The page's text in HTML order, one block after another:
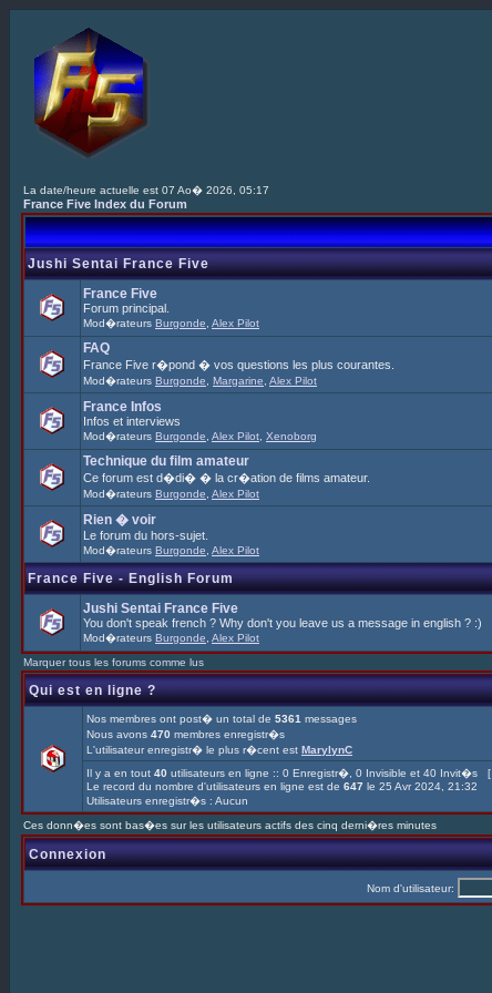
La date/heure actuelle est 07 Ao� 2026, 05:17
France Five Index du Forum
Jushi Sentai France Five
France Five
Forum principal.
Mod�rateurs Burgonde Alex Pilot
FAQ
France Five r�pond � vos questions les plus courantes.
Mod�rateurs Burgonde Margarine Alex Pilot
France Infos
Infos et interviews
Mod�rateurs Burgonde Alex Pilot Xenoborg
Technique du film amateur
Ce forum est d�di� � la cr�ation de films amateur.
Mod�rateurs Burgonde Alex Pilot
Rien � voir
Le forum du hors-sujet.
Mod�rateurs Burgonde Alex Pilot
France Five - English Forum
Jushi Sentai France Five
You don't speak french ? Why don't you leave us a message in english ? :)
Mod�rateurs Burgonde Alex Pilot
Marquer tous les forums comme lus
Qui est en ligne ?
Nos membres ont post� un total de 5361 messages
Nous avons 470 membres enregistr�s
L'utilisateur enregistr� le plus r�cent est MarylynC
Il y a en tout 40 utilisateurs en ligne :: 0 Enregistr�, 0 Invisible et 40 Invit�s [
Le record du nombre d'utilisateurs en ligne est de 647 le 25 Avr 2024, 21:32
Utilisateurs enregistr�s : Aucun
Ces donn�es sont bas�es sur les utilisateurs actifs des cinq derni�res minutes
Connexion
Nom d'utilisateur: